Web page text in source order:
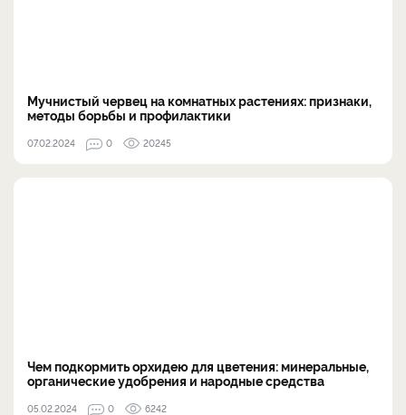
Мучнистый червец на комнатных растениях: признаки,
методы борьбы и профилактики
07.02.2024 0 20245
Чем подкормить орхидею для цветения: минеральные,
органические удобрения и народные средства
05.02.2024 0 6242